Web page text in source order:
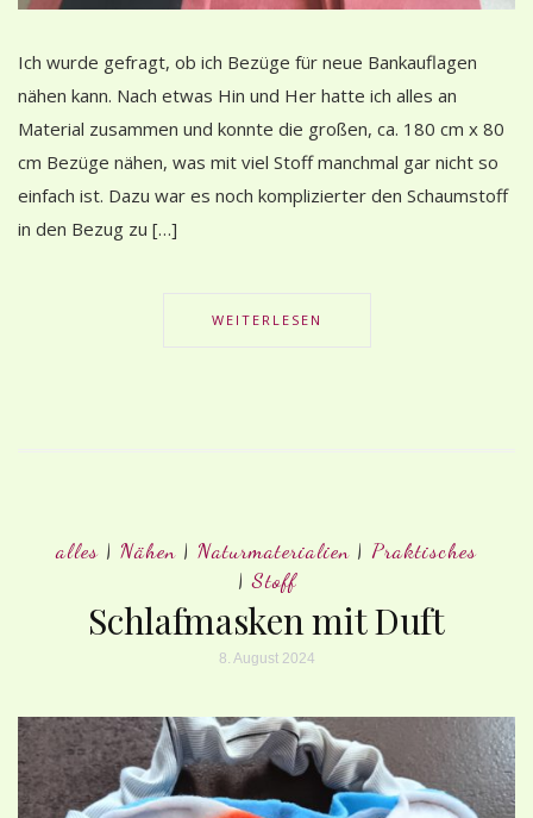
Ich wurde gefragt, ob ich Bezüge für neue Bankauflagen
nähen kann. Nach etwas Hin und Her hatte ich alles an
Material zusammen und konnte die großen, ca. 180 cm x 80
cm Bezüge nähen, was mit viel Stoff manchmal gar nicht so
einfach ist. Dazu war es noch komplizierter den Schaumstoff
in den Bezug zu […]
WEITERLESEN
alles | Nähen | Naturmaterialien | Praktisches
|Stoff
Schlafmasken mit Duft
8. August 2024